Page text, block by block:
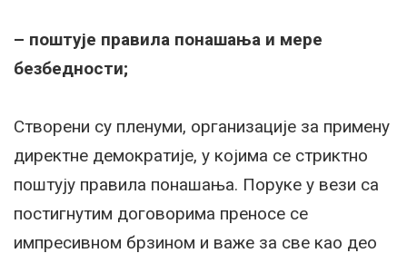
– поштује правила понашања и мере
безбедности;
Створени су пленуми, организације за примену
директне демократије, у којима се стриктно
поштују правила понашања. Поруке у вези са
постигнутим договорима преносе се
импресивном брзином и важе за све као део